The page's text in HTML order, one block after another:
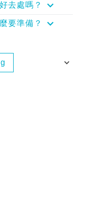
去處嗎？
要準備？